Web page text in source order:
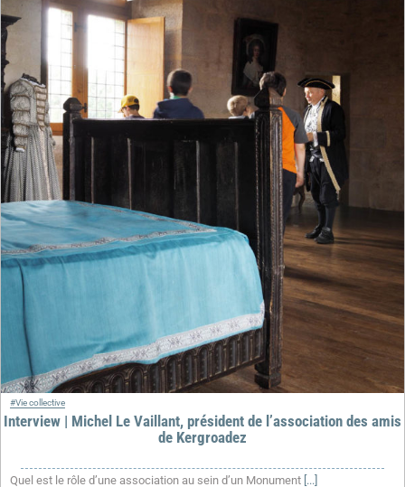
#Vie collective
Interview | Michel Le Vaillant, président de l’association des amis
de Kergroadez
Quel est le rôle d’une association au sein d’un Monument[...]